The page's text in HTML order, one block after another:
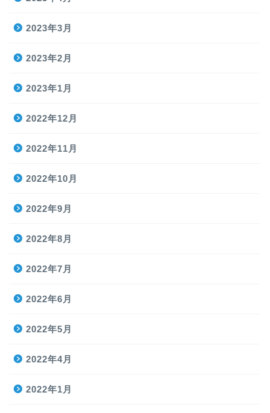
2023年3月
2023年2月
2023年1月
2022年12月
2022年11月
2022年10月
2022年9月
2022年8月
2022年7月
2022年6月
2022年5月
2022年4月
2022年1月